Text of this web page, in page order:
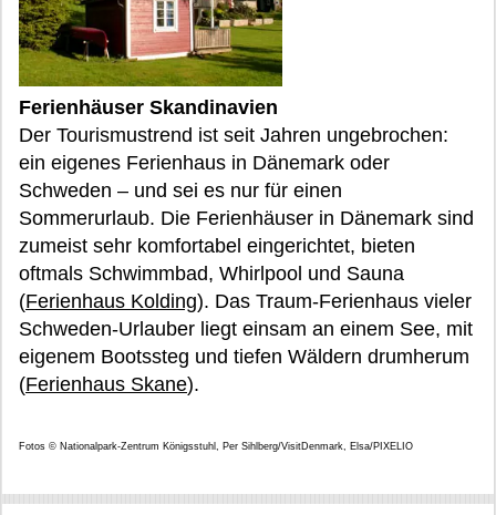
Ferienhäuser Skandinavien
Der Tourismustrend ist seit Jahren ungebrochen:
ein eigenes Ferienhaus in Dänemark oder
Schweden – und sei es nur für einen
Sommerurlaub. Die Ferienhäuser in Dänemark sind
zumeist sehr komfortabel eingerichtet, bieten
oftmals Schwimmbad, Whirlpool und Sauna
(Ferienhaus Kolding). Das Traum-Ferienhaus vieler
Schweden-Urlauber liegt einsam an einem See, mit
eigenem Bootssteg und tiefen Wäldern drumherum
(Ferienhaus Skane).
Fotos © Nationalpark-Zentrum Königsstuhl, Per Sihlberg/VisitDenmark, Elsa/PIXELIO